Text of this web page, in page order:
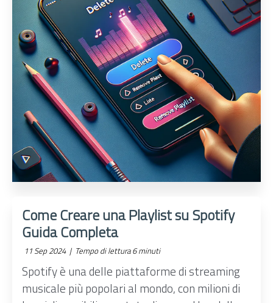
Come Creare una Playlist su Spotify
Guida Completa
11 Sep 2024 | Tempo di lettura 6 minuti
Spotify è una delle piattaforme di streaming
musicale più popolari al mondo, con milioni di